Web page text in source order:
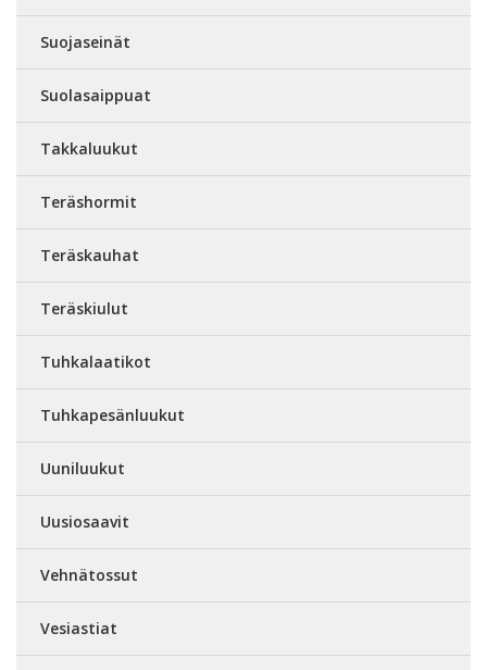
Suojaseinät
Suolasaippuat
Takkaluukut
Teräshormit
Teräskauhat
Teräskiulut
Tuhkalaatikot
Tuhkapesänluukut
Uuniluukut
Uusiosaavit
Vehnätossut
Vesiastiat